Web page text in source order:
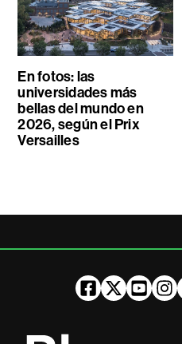
En fotos: las
universidades más
bellas del mundo en
2026, según el Prix
Versailles